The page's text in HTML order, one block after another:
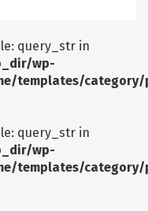
query_str in
wp-
templates/
query_str in
wp-
templates/